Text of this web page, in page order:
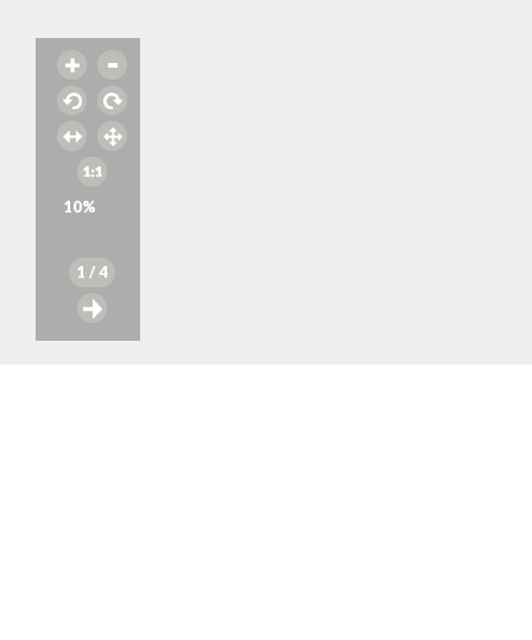
10%
1 / 4